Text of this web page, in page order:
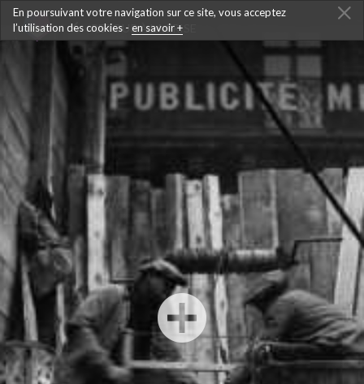
RETOUR À LA FRISE
En poursuivant votre navigation sur ce site, vous acceptez
l’utilisation des cookies - en savoir +